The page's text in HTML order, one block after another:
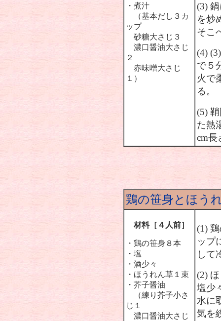
・煮汁
（基本だし３カ
ップ
砂糖大さじ３
濃口醤油大さじ
２
赤味噌大さじ
１）
(3)
を炒
そこ
(4)
で５
火で
る。
(5)
た熱
cm長
鶏の笹身とほう
材料［４人前］
・鶏の笹身８本
・塩
・酒少々
・ほうれん草１束
・芥子醤油
（練り芥子小さ
じ１
濃口醤油大さじ
(1)
ップ
して
(2)
塩少
水に
気を